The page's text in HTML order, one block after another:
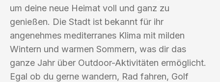
um deine neue Heimat voll und ganz zu
genießen. Die Stadt ist bekannt für ihr
angenehmes mediterranes Klima mit milden
Wintern und warmen Sommern, was dir das
ganze Jahr über Outdoor-Aktivitäten ermöglicht.
Egal ob du gerne wandern, Rad fahren, Golf